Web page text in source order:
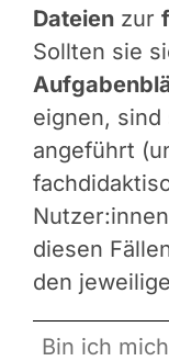
Dateien zur
Sollten sie
eignen, sind
angeführt
diesen
den
Bin ich